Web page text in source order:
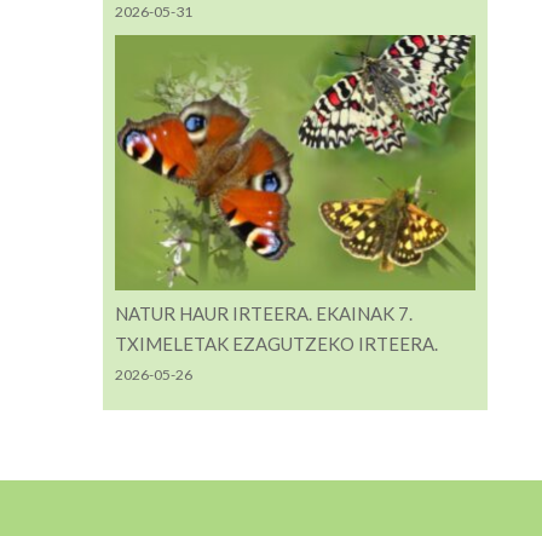
2026-05-31
NATUR HAUR IRTEERA. EKAINAK 7.
TXIMELETAK EZAGUTZEKO IRTEERA.
2026-05-26